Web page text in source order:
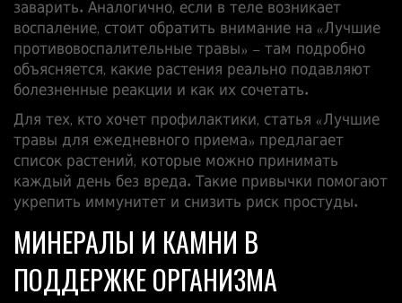
заварить. Аналогично, если в теле возникает
воспаление, стоит обратить внимание на «Лучшие
противовоспалительные травы» – там подробно
объясняется, какие растения реально подавляют
болезненные реакции и как их сочетать.
Для тех, кто хочет профилактики, статья «Лучшие
травы для ежедневного приема» предлагает
список растений, которые можно принимать
каждый день без вреда. Такие привычки помогают
укрепить иммунитет и снизить риск простуды.
МИНЕРАЛЫ И КАМНИ В
ПОДДЕРЖКЕ ОРГАНИЗМА